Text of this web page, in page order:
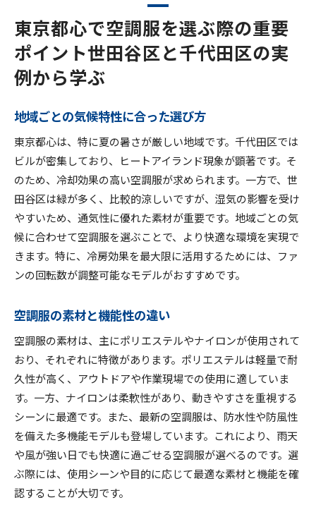
千代田区での実用性を検証
空調服が東京都心の夏を変える実際に使用したレビ
ューから見る効果
使用者のリアルな感想と体験談
オフィスでの快適性の向上
日常生活におけるストレス軽減効果
世田谷区での効果的な使い方
千代田区での空調服活用事例
世田谷区と千代田区で人気の空調服デザイン性と機
能性を徹底比較
人気ブランドの特徴と魅力
デザイン性と機能性のバランス
機能別に選ぶ最適な空調服
千代田区で注目の機能性ランキング
東京都の暑さ対策に最適空調服の選び方と口コミレ
ビュー
口コミから学ぶ賢い選び方
地域特有の暑さ対策法
実際に試した人のおすすめ
世田谷区の人気レコメンド
千代田区の口コミランキング
東京都心で空調服を選ぶ際の重要
ポイント世田谷区と千代田区の実
例から学ぶ
地域ごとの気候特性に合った選び方
東京都心は、特に夏の暑さが厳しい地域です。千代田区では
ビルが密集しており、ヒートアイランド現象が顕著です。そ
のため、冷却効果の高い空調服が求められます。一方で、世
田谷区は緑が多く、比較的涼しいですが、湿気の影響を受け
やすいため、通気性に優れた素材が重要です。地域ごとの気
候に合わせて空調服を選ぶことで、より快適な環境を実現で
きます。特に、冷房効果を最大限に活用するためには、ファ
ンの回転数が調整可能なモデルがおすすめです。
空調服の素材と機能性の違い
空調服の素材は、主にポリエステルやナイロンが使用されて
おり、それぞれに特徴があります。ポリエステルは軽量で耐
久性が高く、アウトドアや作業現場での使用に適していま
す。一方、ナイロンは柔軟性があり、動きやすさを重視する
シーンに最適です。また、最新の空調服は、防水性や防風性
を備えた多機能モデルも登場しています。これにより、雨天
や風が強い日でも快適に過ごせる空調服が選べるのです。選
ぶ際には、使用シーンや目的に応じて最適な素材と機能を確
認することが大切です。